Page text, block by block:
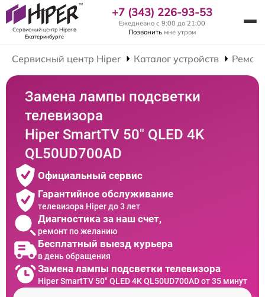
Сервисный центр Hiperв
Екатеринбурге
+7 (343) 226-93-53
Ежедневно с 9:00 до 21:00
Позвонить мне утром
Сервисный центр Hiper Каталог устройств
Замена лампы подсветки
телевизора
Hiper SmartTV 50" QLED 4K
QL50UD700AD
Официальный сервис
Гарантийное обслуживание
телевизора Hiper до 3 лет
Диагностика за наш счет,
ремонт по желанию
Бесплатный выезд курьера
в день обращения
Замена лампы подсветки телевизора
Hiper SmartTV 50" QLED 4K QL50UD700AD от 35 минут